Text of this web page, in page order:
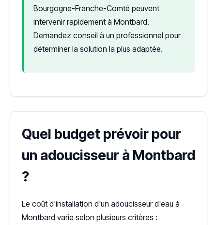
Bourgogne-Franche-Comté peuvent
intervenir rapidement à Montbard.
Demandez conseil à un professionnel pour
déterminer la solution la plus adaptée.
Quel budget prévoir pour
un adoucisseur à Montbard
?
Le coût d'installation d'un adoucisseur d'eau à
Montbard varie selon plusieurs critères :